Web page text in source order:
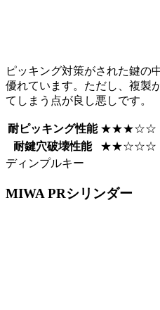
ピッキング対策がされた鍵の
優れています。ただし、複製
てしまう点が良し悪しです。
耐ピッキング性能 ★★★☆☆
耐鍵穴破壊性能
★★☆☆☆
ディンプルキー
MIWA PRシリンダー